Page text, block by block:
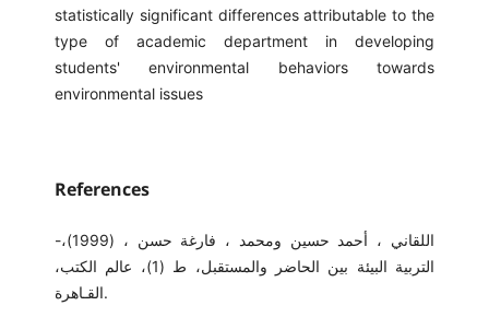
statistically significant differences attributable to the
type of academic department in developing
students' environmental behaviors towards
environmental issues
References
-اللقاني ، أحمد حسين ومحمد ، فارغة حسن ، (1999)،
التربية البيئة بين الحاضر والمستقبل، ط (1)، عالم الكتب،
القـاهرة.